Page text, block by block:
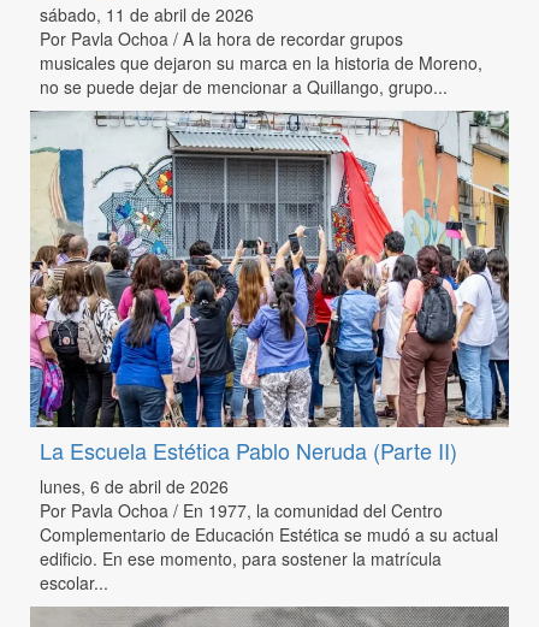
sábado, 11 de abril de 2026
Por Pavla Ochoa / A la hora de recordar grupos
musicales que dejaron su marca en la historia de Moreno,
no se puede dejar de mencionar a Quillango, grupo...
La Escuela Estética Pablo Neruda (Parte II)
lunes, 6 de abril de 2026
Por Pavla Ochoa / En 1977, la comunidad del Centro
Complementario de Educación Estética se mudó a su actual
edificio. En ese momento, para sostener la matrícula
escolar...